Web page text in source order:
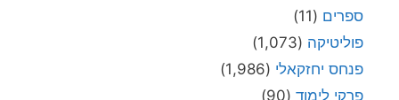
ספרים (11)
פוליטיקה (1,073)
פנחס יחזקאלי (1,986)
פרקי לימוד (90)